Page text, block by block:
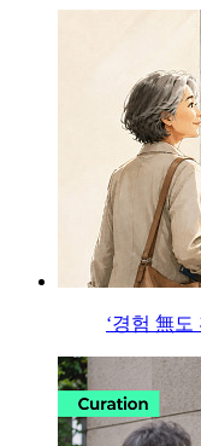
‘경험 無도